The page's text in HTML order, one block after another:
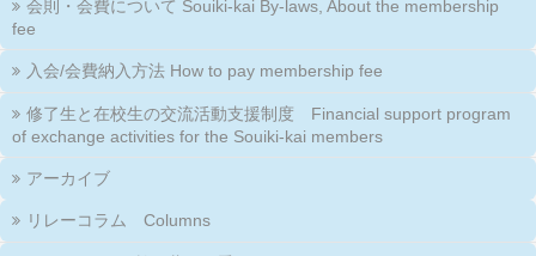
会則・会費について Souiki-kai By-laws, About the membership
fee
入会/会費納入方法 How to pay membership fee
修了生と在校生の交流活動支援制度 Financial support program
of exchange activities for the Souiki-kai members
アーカイブ
リレーコラム Columns